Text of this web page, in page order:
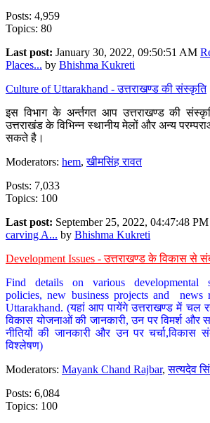
Posts: 4,959
Topics: 80
Last post: January 30, 2022, 09:50:51 AM
Places... by Bhishma Kukreti
Culture of Uttarakhand - उत्तराखण्ड की संस्कृति
इस विभाग के अर्न्तगत आप उत्तराखण्ड की
उत्तराखंड के विभिन्न स्थानीय मेलों और अन्य
सकते है।
Moderators: hem,खीमसिंह रावत
Posts: 7,033
Topics: 100
Last post: September 25, 2022, 04:47:48 PM
carving A... by Bhishma Kukreti
Development Issues - उत्तराखण्ड के विकास से
Find details on various developmental
policies, new business projects and news
Uttarakhand. (यहां आप पायेंगे उत्तराखण्ड में चल
विकास योजनाओं की जानकारी, उन पर विमर्श और
नीतियों की जानकारी और उन पर चर्चा,विकास
विश्लेषण)
Moderators: Mayank Chand Rajbar,सत्यदेव
Posts: 6,084
Topics: 100